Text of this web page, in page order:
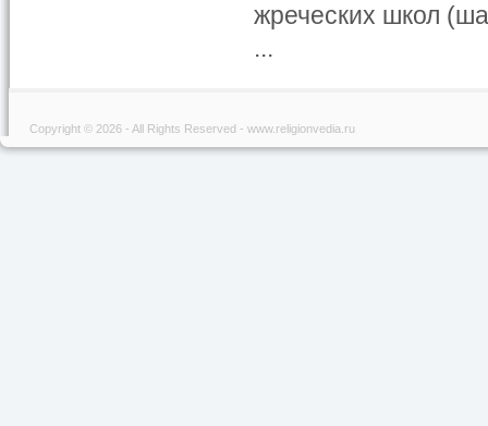
жреческих школ
...
Copyright © 2026 - All Rights Reserved - www.religionvedia.ru